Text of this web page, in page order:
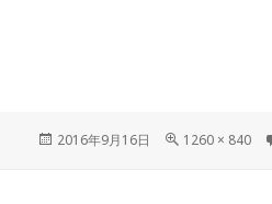
投
2016年9月16日
フ
1260 × 840